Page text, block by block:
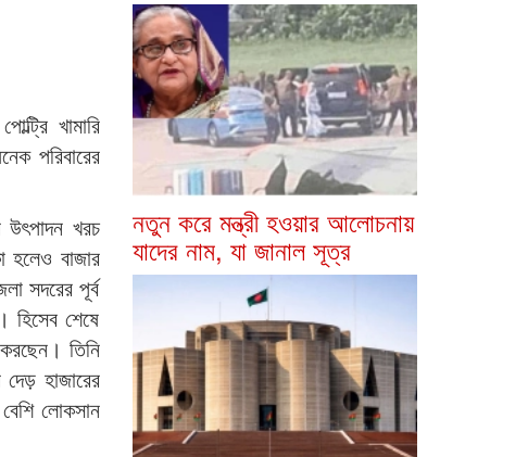
খামারি
পরিবারের
উৎপাদন খরচ
হলেও বাজার
সদরের পূর্ব
হিসেব শেষে
তিনি
হাজারের
লোকসান
নতুন করে মন্ত্রী হওয়ার আলোচনায়
যাদের নাম, যা জানাল সূত্র